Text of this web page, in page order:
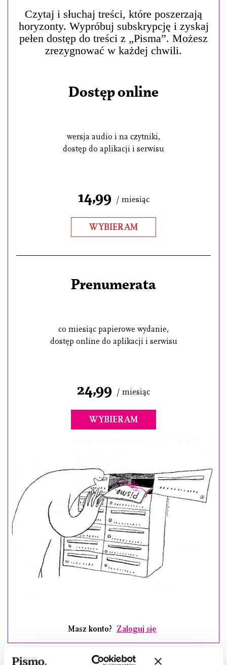
Czytaj i słuchaj treści, które poszerzają
horyzonty. Wypróbuj subskrypcję i zyskaj
pełen dostęp do treści z „Pisma”. Możesz
zrezygnować w każdej chwili.
Dostęp online
wersja audio i na czytniki,
dostęp do aplikacji i serwisu
14,99 / miesiąc
WYBIERAM
Prenumerata
co miesiąc papierowe wydanie,
dostęp online do aplikacji i serwisu
24,99 / miesiąc
WYBIERAM
Masz konto? Zaloguj się
Weronika Gogola
–(ur. 1988), pisarka i tłumaczka. W